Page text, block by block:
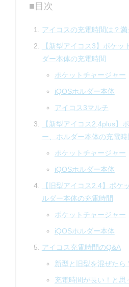
■目次
アイコスの充電時間は？
【新型アイコス3】ポケ
ダー本体の充電時間
ポケットチャージャー
iQOSホルダー本体
アイコス3マルチ
【新型アイコス2,4plus】
ー、ホルダー本体の充電時
ポケットチャージャー
iQOSホルダー本体
【旧型アイコス2.4】ポケ
ルダー本体の充電時間
ポケットチャージャー
iQOSホルダー本体
アイコス充電時間のQ&A
新型と旧型を混ぜたら
充電時間が長い！と思